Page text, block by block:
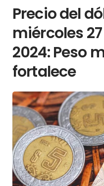
Precio del
miércoles
2024: Peso
fortalece